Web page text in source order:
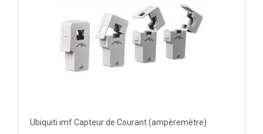
Ubiquiti imf Capteur de Courant (ampèremètre)